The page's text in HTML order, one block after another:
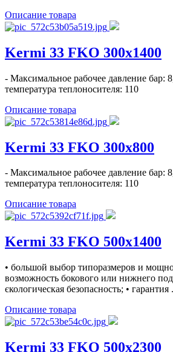
Описание товара
Kermi 33 FKO 300x1400
- Максимальное рабочее давление бар:
температура теплоносителя: 110
Описание товара
Kermi 33 FKO 300x800
- Максимальное рабочее давление бар:
температура теплоносителя: 110
Описание товара
Kermi 33 FKO 500x1400
• большой выбор типоразмеров и
возможность бокового или нижнего
єкологическая безопасность; • гарантия
Описание товара
Kermi 33 FKO 500x2300